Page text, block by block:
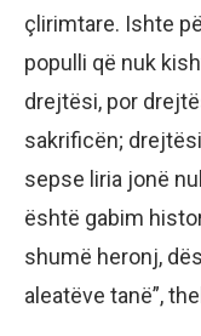
çlirimtare. Ishte
populli që nuk
drejtësi, por
sakrificën;
sepse liria jonë
është gabim
shumë heronj,
aleatëve tanë”,